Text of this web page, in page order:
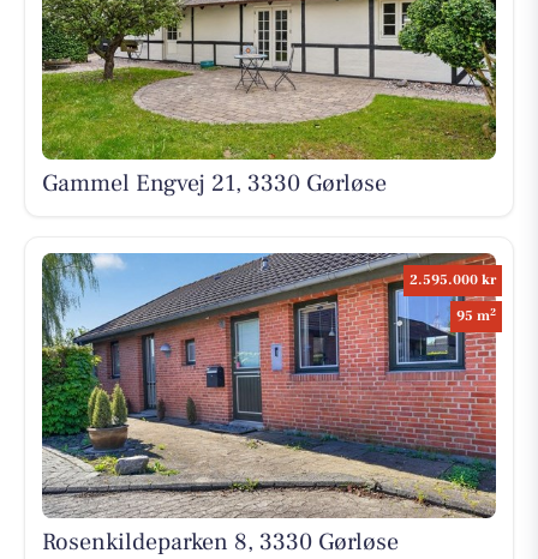
Gammel Engvej 21, 3330 Gørløse
2.595.000 kr
95 m2
Rosenkildeparken 8, 3330 Gørløse